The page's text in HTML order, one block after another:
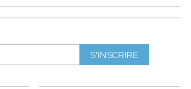
S'INSCRIRE